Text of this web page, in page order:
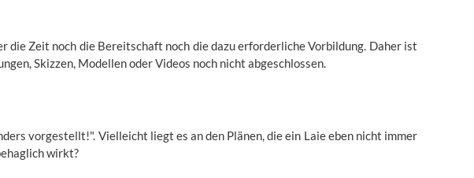
die Zeit noch die Bereitschaft noch die dazu erforderliche Vorbildung. Daher ist
Skizzen, Modellen oder Videos noch nicht abgeschlossen.
vorgestellt!". Vielleicht liegt es an den Plänen, die ein Laie eben nicht immer
wirkt?